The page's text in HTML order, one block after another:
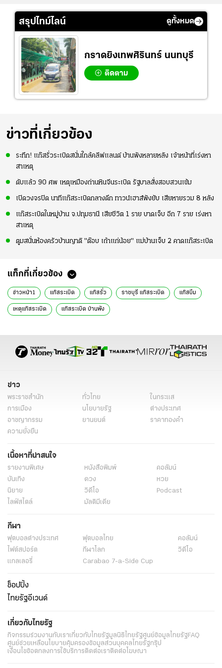
สรุปไทม์ไลน์ ดูทั้งหมด
กราดยิงเทพศิรินทร์ นนทบุรี
ติดตาม
ข่าวที่เกี่ยวข้อง
ระทึก! แก๊สรั่วระเบิดสนั่นใกล้คลีฟแลนด์ บ้านพังหลายหลัง เจ้าหน้าที่เร่งหา
สาเหตุ
ดับแล้ว 90 ศพ เหตุเหมืองถ่านหินจีนระเบิด รัฐบาลสั่งสอบสวนเข้ม
เปิดวงจรปิด นาทีแก๊สระเบิดกลางดึก ทาวน์เฮาส์พังยับ เสียหายรวม 8 หลัง
แก๊สระเบิดในหมู่บ้าน จ.ปทุมธานี เสียชีวิต 1 ราย บาดเจ็บ อีก 7 ราย เร่งหา
สาเหตุ
ตูมสนั่นห้องครัวบ้านญาติ "ต๊อบ เถ้าแก่น้อย" แม่บ้านเจ็บ 2 คาดแก๊สระเบิด
แท็กที่เกี่ยวข้อง
ข่าวหน้า1 แก๊สระเบิด แก๊สรั่ว ราชบุรี แก๊สระเบิด แก๊สบึม
เหตุแก๊สระเบิด แก๊สระเบิด บ้านพัง
ข่าว
พระราชสำนัก ทั่วไทย
ในกระแส
การเมือง
นโยบายรัฐ
ต่างประเทศ
อาชญากรรม
ยานยนต์
ราคาทองคำ
ความยั่งยืน
เนื้อหาที่น่าสนใจ
รายงานพิเศษ หนังสือพิมพ์
คอลัมน์
บันเทิง
ดวง
หวย
นิยาย
วิดีโอ
Podcast
ไลฟ์สไตล์
มัลติมีเดีย
กีฬา
ฟุตบอลต่่างประเทศ ฟุตบอลไทย
คอลัมน์
ไฟต์สปอร์ต
กีฬาโลก
วิดีโอ
แกลเลอรี่
Carabao 7-a-Side Cup
ช็อปปิ้ง
ไทยรัฐอีเวนต์
เกี่ยวกับไทยรัฐ
กิจกรรมร่วมงานกับเราเกี่ยวกับไทยรัฐมูลนิธิไทยรัฐศูนย์ข้อมูลไทยรัฐFAQ
ศูนย์ช่วยเหลือนโยบายคุ้มครองข้อมูลส่วนบุคคลไทยรัฐกรุ๊ป
เงื่อนไขข้อตกลงการใช้บริการติดต่อเราติดต่อโฆษณา